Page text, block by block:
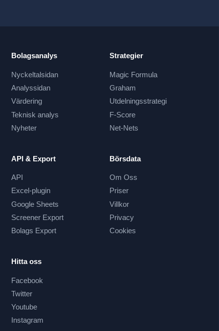
Bolagsanalys
Nyckeltalsidan
Analyssidan
Värdering
Teknisk analys
Nyheter
Strategier
Magic Formula
Graham
Utdelningsstrategi
F-Score
Net-Nets
API & Export
API
Excel-plugin
Google Sheets
Screener Export
Bolags Export
Börsdata
Om Oss
Priser
Villkor
Privacy
Cookies
Hitta oss
Facebook
Twitter
Youtube
Instagram